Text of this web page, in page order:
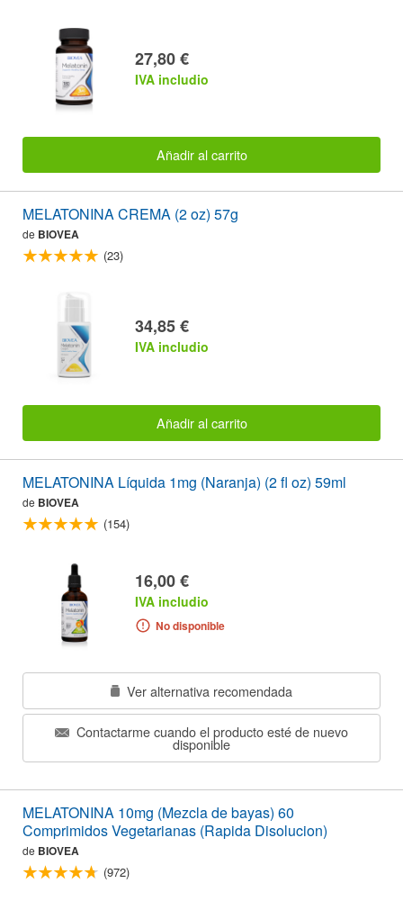
27,80 €
IVA includio
Añadir al carrito
MELATONINA CREMA (2 oz) 57g
de BIOVEA
(23)
34,85 €
IVA includio
Añadir al carrito
MELATONINA Líquida 1mg (Naranja) (2 fl oz) 59ml
de BIOVEA
(154)
16,00 €
IVA includio
No disponible
Ver alternativa recomendada
Contactarme cuando el producto esté de nuevo
disponible
MELATONINA 10mg (Mezcla de bayas) 60
Comprimidos Vegetarianas (Rapida Disolucion)
de BIOVEA
(972)